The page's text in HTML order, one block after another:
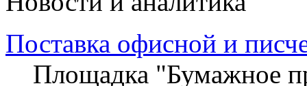
Поставка офисной и
Площадка "Бумажное